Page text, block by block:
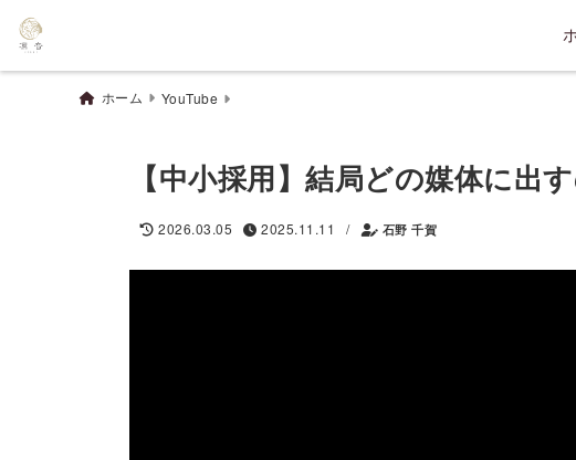
ホーム YouTube
【中小採用】結局どの媒体に出
2026.03.05 2025.11.11 / 石野 千賀